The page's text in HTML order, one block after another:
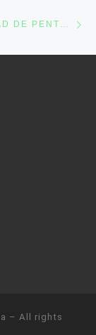
– All rights